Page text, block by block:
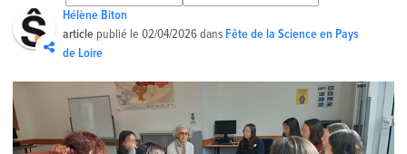
Hélène Biton
article publié le02/04/2026dansFête de la Science en Pays
de Loire